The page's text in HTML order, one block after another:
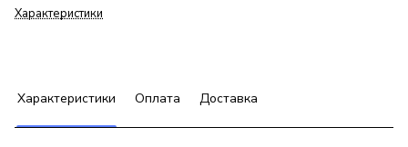
Характеристики
Характеристики Оплата Доставка